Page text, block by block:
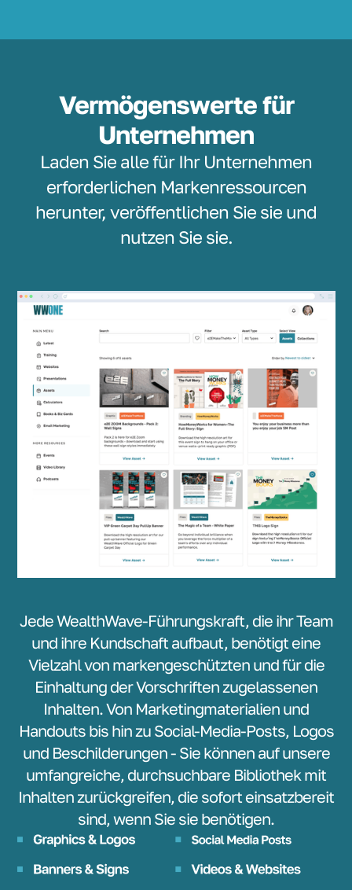
Vermögenswerte für
Unternehmen
Laden Sie alle für Ihr Unternehmen
erforderlichen Markenressourcen
herunter, veröffentlichen Sie sie und
nutzen Sie sie.
Jede WealthWave-Führungskraft, die ihr Team
und ihre Kundschaft aufbaut, benötigt eine
Vielzahl von markengeschützten und für die
Einhaltung der Vorschriften zugelassenen
Inhalten. Von Marketingmaterialien und
Handouts bis hin zu Social-Media-Posts, Logos
und Beschilderungen - Sie können auf unsere
umfangreiche, durchsuchbare Bibliothek mit
Inhalten zurückgreifen, die sofort einsatzbereit
sind, wenn Sie sie benötigen.